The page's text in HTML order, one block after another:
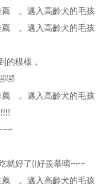
的模樣，
就好了((好羨慕唷~~~